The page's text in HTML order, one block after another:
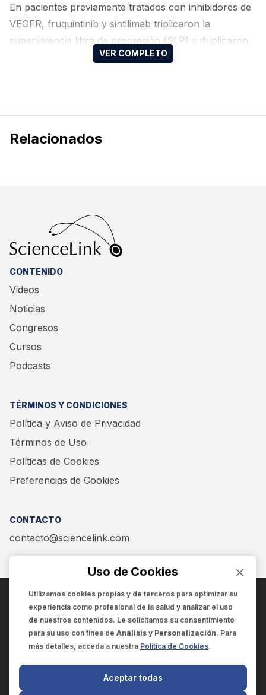
En pacientes previamente tratados con inhibidores de
VEGFR, fruquintinib y sintilimab triplicaron la
supervivencia libre de progresión (SLP) y duplicaron
la tasa de respuesta objetiva (TRO) en comparación
Relacionados
CONTENIDO
Videos
Noticias
Congresos
Cursos
Podcasts
TÉRMINOS Y CONDICIONES
Política y Aviso de Privacidad
Términos de Uso
Políticas de Cookies
Preferencias de Cookies
CONTACTO
contacto@sciencelink.com
ENCUÉNTRANOS EN:
SCIENCELINK
Uso de Cookies
Utilizamos cookies propias y de terceros para optimizar su
experiencia como profesional de la salud y analizar el uso
de nuestros contenidos. Le solicitamos su consentimiento
para su uso con fines de Análisis y Personalización. Para
más detalles, acceda a nuestra Política de Cookies.
Aceptar todas